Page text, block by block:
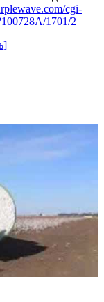
cgi-
1701/2